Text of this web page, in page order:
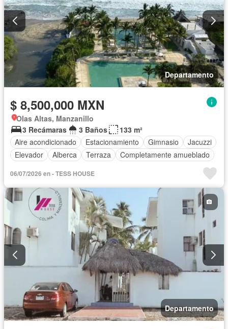
Departamento
$ 8,500,000 MXN
Olas Altas, Manzanillo
3 Recámaras
3 Baños
133 m²
Aire acondicionado
Estacionamiento Gimnasio
Jacuzzi
Elevador
Alberca Terraza Completamente amueblado
06/07/2026 en - TESS HOUSE
Departamento